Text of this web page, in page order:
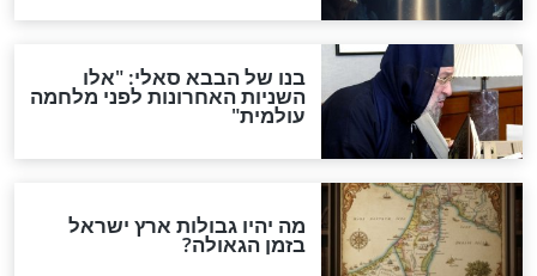
האם לאחר בוא המשיח יהיה
אפשר לחזור בתשובה?
לכל המאמרים